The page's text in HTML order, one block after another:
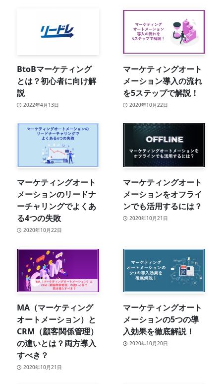
BtoBマーケティング
とは？初心者に向け解
説
2022年4月13日
マーケティングオート
メーション導入の流れ
を5ステップで解説！
2020年10月22日
マーケティングオート
メーションのリードナ
ーチャリングでよくあ
る4つの失敗
2020年10月22日
マーケティングオート
メーションをオフライ
ンでも活用するには？
2020年10月21日
MA（マーケティング
オートメーション）と
CRM（顧客関係管理）
の違いとは？両方導入
すべき？
2020年10月21日
マーケティングオート
メーションの5つの導
入効果を徹底解説！
2020年10月20日